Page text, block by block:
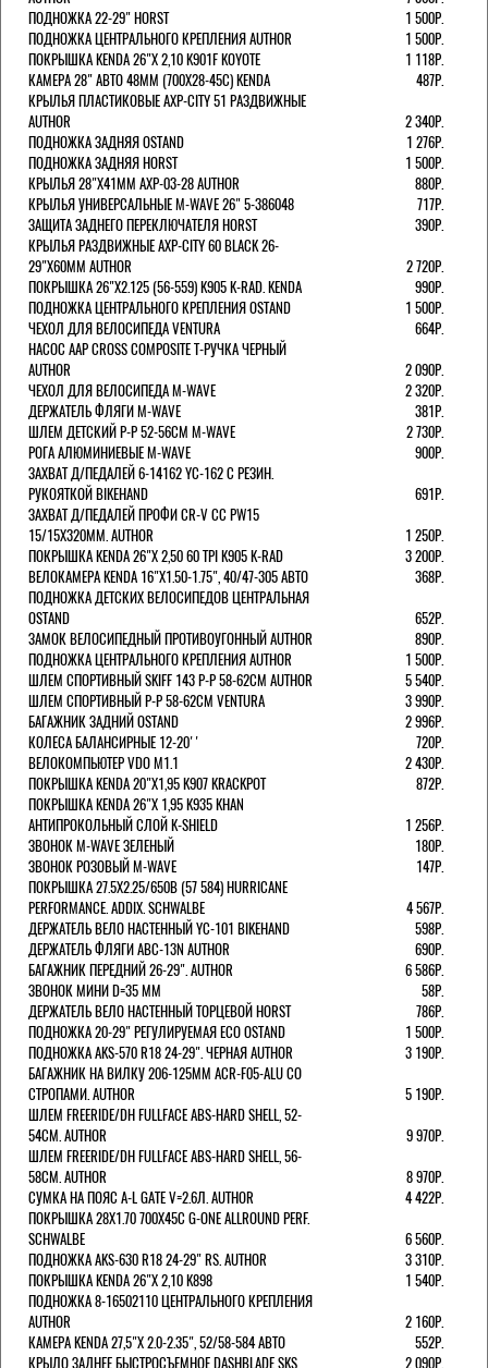
ПОДНОЖКА 22-29" HORST
1 500Р.
ПОДНОЖКА ЦЕНТРАЛЬНОГО КРЕПЛЕНИЯ AUTHOR
1 500Р.
ПОКРЫШКА KENDA 26"Х 2,10 K901F KOYOTE
1 118Р.
КАМЕРА 28" АВТО 48ММ (700Х28-45С) KENDA
487Р.
КРЫЛЬЯ ПЛАСТИКОВЫЕ AXP-CITY 51 РАЗДВИЖНЫЕ
AUTHOR
2 340Р.
ПОДНОЖКА ЗАДНЯЯ OSTAND
1 276Р.
ПОДНОЖКА ЗАДНЯЯ HORST
1 500Р.
КРЫЛЬЯ 28"Х41ММ AXP-03-28 AUTHOR
880Р.
КРЫЛЬЯ УНИВЕРСАЛЬНЫЕ M-WAVE 26" 5-386048
717Р.
ЗАЩИТА ЗАДНЕГО ПЕРЕКЛЮЧАТЕЛЯ HORST
390Р.
КРЫЛЬЯ РАЗДВИЖНЫЕ AXP-CITY 60 BLACK 26-
29"Х60ММ AUTHOR
2 720Р.
ПОКРЫШКА 26"Х2.125 (56-559) K905 K-RAD. KENDA
990Р.
ПОДНОЖКА ЦЕНТРАЛЬНОГО КРЕПЛЕНИЯ OSTAND
1 500Р.
ЧЕХОЛ ДЛЯ ВЕЛОСИПЕДА VENTURA
664Р.
НАСОС AAP CROSS COMPOSITE Т-РУЧКА ЧЕРНЫЙ
AUTHOR
2 090Р.
ЧЕХОЛ ДЛЯ ВЕЛОСИПЕДА M-WAVE
2 320Р.
ДЕРЖАТЕЛЬ ФЛЯГИ M-WAVE
381Р.
ШЛЕМ ДЕТСКИЙ Р-Р 52-56СМ M-WAVE
2 730Р.
РОГА АЛЮМИНИЕВЫЕ M-WAVE
900Р.
ЗАХВАТ Д/ПЕДАЛЕЙ 6-14162 YC-162 С РЕЗИН.
РУКОЯТКОЙ BIKEHAND
691Р.
ЗАХВАТ Д/ПЕДАЛЕЙ ПРОФИ CR-V CC PW15
15/15X320ММ. AUTHOR
1 250Р.
ПОКРЫШКА KENDA 26"Х 2,50 60 TPI K905 K-RAD
3 200Р.
ВЕЛОКАМЕРА KENDA 16"Х1.50-1.75", 40/47-305 АВТО
368Р.
ПОДНОЖКА ДЕТСКИХ ВЕЛОСИПЕДОВ ЦЕНТРАЛЬНАЯ
OSTAND
652Р.
ЗАМОК ВЕЛОСИПЕДНЫЙ ПРОТИВОУГОННЫЙ AUTHOR
890Р.
ПОДНОЖКА ЦЕНТРАЛЬНОГО КРЕПЛЕНИЯ AUTHOR
1 500Р.
ШЛЕМ СПОРТИВНЫЙ SKIFF 143 Р-Р 58-62СМ AUTHOR
5 540Р.
ШЛЕМ СПОРТИВНЫЙ Р-Р 58-62СМ VENTURA
3 990Р.
БАГАЖНИК ЗАДНИЙ OSTAND
2 996Р.
КОЛЕСА БАЛАНСИРНЫЕ 12-20''
720Р.
ВЕЛОКОМПЬЮТЕР VDO M1.1
2 430Р.
ПОКРЫШКА KENDA 20"Х1,95 K907 KRACKPOT
872Р.
ПОКРЫШКА KENDA 26"Х 1,95 K935 KHAN
АНТИПРОКОЛЬНЫЙ СЛОЙ K-SHIELD
1 256Р.
ЗВОНОК M-WAVE ЗЕЛЕНЫЙ
180Р.
ЗВОНОК РОЗОВЫЙ M-WAVE
147Р.
ПОКРЫШКА 27.5X2.25/650B (57 584) HURRICANE
PERFORMANCE. ADDIX. SCHWALBE
4 567Р.
ДЕРЖАТЕЛЬ ВЕЛО НАСТЕННЫЙ YC-101 BIKEHAND
598Р.
ДЕРЖАТЕЛЬ ФЛЯГИ ABC-13N AUTHOR
690Р.
БАГАЖНИК ПЕРЕДНИЙ 26-29". AUTHOR
6 586Р.
ЗВОНОК МИНИ D=35 ММ
58Р.
ДЕРЖАТЕЛЬ ВЕЛО НАСТЕННЫЙ ТОРЦЕВОЙ HORST
786Р.
ПОДНОЖКА 20-29" РЕГУЛИРУЕМАЯ ECO OSTAND
1 500Р.
ПОДНОЖКА AKS-570 R18 24-29". ЧЕРНАЯ AUTHOR
3 190Р.
БАГАЖНИК НА ВИЛКУ 206-125ММ ACR-F05-ALU СО
СТРОПАМИ. AUTHOR
5 190Р.
ШЛЕМ FREERIDE/DH FULLFACE ABS-HARD SHELL, 52-
54СМ. AUTHOR
9 970Р.
ШЛЕМ FREERIDE/DH FULLFACE ABS-HARD SHELL, 56-
58СМ. AUTHOR
8 970Р.
СУМКА НА ПОЯС A-L GATE V=2.6Л. AUTHOR
4 422Р.
ПОКРЫШКА 28X1.70 700X45C G-ONE ALLROUND PERF.
SCHWALBE
6 560Р.
ПОДНОЖКА AKS-630 R18 24-29" RS. AUTHOR
3 310Р.
ПОКРЫШКА KENDA 26"Х 2,10 K898
1 540Р.
ПОДНОЖКА 8-16502110 ЦЕНТРАЛЬНОГО КРЕПЛЕНИЯ
AUTHOR
2 160Р.
КАМЕРА KENDA 27,5"Х 2.0-2.35", 52/58-584 АВТО
552Р.
КРЫЛО ЗАДНЕЕ БЫСТРОСЪЕМНОЕ DASHBLADE SKS
2 090Р.